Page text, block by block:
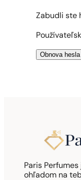
Zabudli ste
Obnova hesla
Paris
ohľadom na